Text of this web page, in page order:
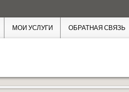
МОИ УСЛУГИ ОБРАТНАЯ СВЯЗЬ